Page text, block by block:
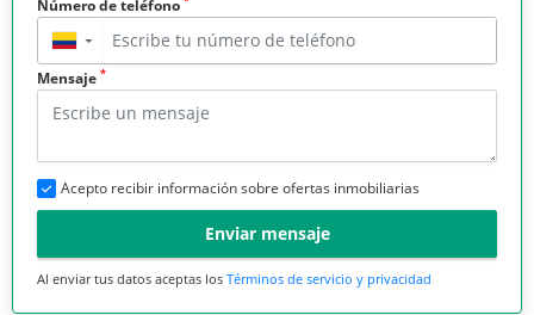
Número de teléfono
▼
Mensaje *
Acepto recibir información sobre ofertas inmobiliarias
Enviar mensaje
Al enviar tus datos aceptas los Términos de servicio y privacidad